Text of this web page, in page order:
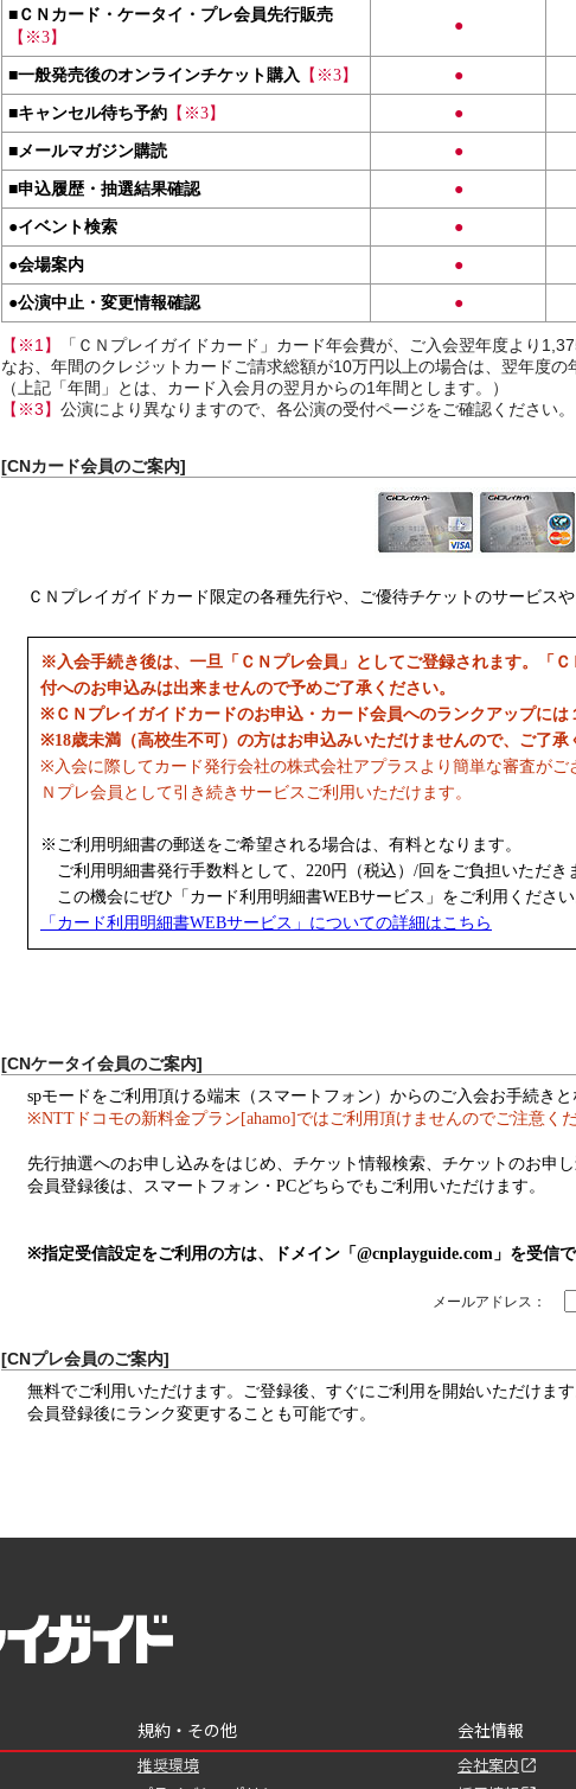
■ ＣＮカード・ケータイ・プレ会員先行販売
【※3】
●
■一般発売後のオンラインチケット購入 【※3】 ●
■キャンセル待ち予約 【※3】 ●
■メールマガジン購読 ●
■申込履歴・抽選結果確認 ●
●イベント検索 ●
●会場案内 ●
●公演中止・変更情報確認 ●
【※1】
「ＣＮプレイガイドカード」カード年会費が、ご入会翌年度より
なお、年間のクレジットカードご請求総額が10万円以上の場合は、翌年度の
（上記「年間」とは、カード入会月の翌月からの1年間とします。）
【※3】 公演により異なりますので、各公演の受付ページをご確認ください。
[CNカード会員のご案内]
ＣＮプレイガイドカード限定の各種先行や、ご優待チケットのサービス
※入会手続き後は、一旦「ＣＮプレ会員」としてご登録されます。「
付へのお申込みは出来ませんので予めご了承ください。
※ＣＮプレイガイドカードのお申込・カード会員へのランクアップには
※18歳未満（高校生不可）の方はお申込みいただけませんので、ご了承
※入会に際してカード発行会社の株式会社アプラスより簡単な審査が
Ｎプレ会員として引き続きサービスご利用いただけます。
※ご利用明細書の郵送をご希望される場合は、有料となります。
ご利用明細書発行手数料として、220円（税込）/回をご負担いただき
この機会にぜひ「カード利用明細書WEBサービス」をご利用ください
「カード利用明細書WEBサービス」についての詳細はこちら
[CNケータイ会員のご案内]
spモードをご利用頂ける端末（スマートフォン）からのご入会お手続きと
※NTTドコモの新料金プラン[ahamo]ではご利用頂けませんのでご注意くだ
先行抽選へのお申し込みをはじめ、チケット情報検索、チケットのお申し
会員登録後は、スマートフォン・PCどちらでもご利用いただけます。
※指定受信設定をご利用の方は、ドメイン「@cnplayguide.com」を受信
メールアドレス：
[CNプレ会員のご案内]
無料でご利用いただけます。ご登録後、すぐにご利用を開始いただけます
会員登録後にランク変更することも可能です。
規約・その他
推奨環境
会社情報
会社案内